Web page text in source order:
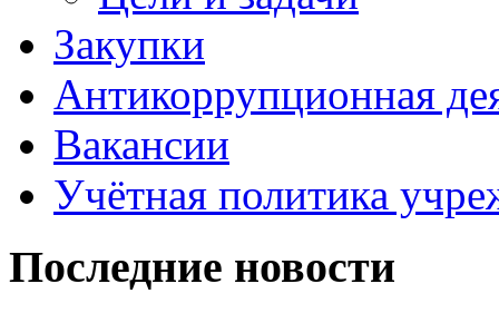
Закупки
Антикоррупционная
Вакансии
Учётная политика
Последние новости